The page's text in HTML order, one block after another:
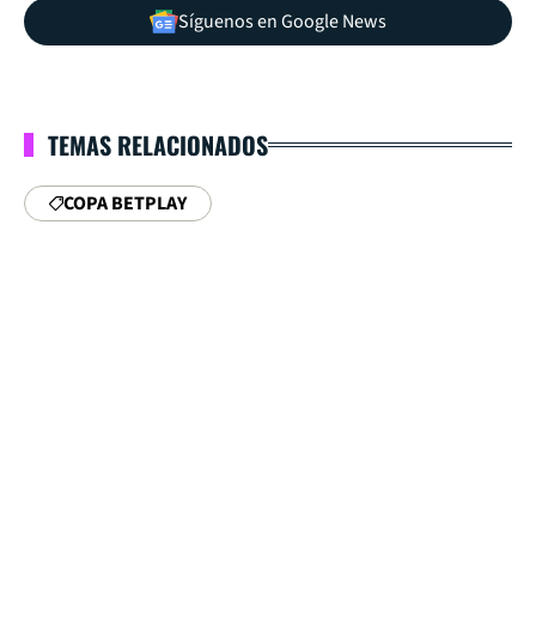
Síguenos en Google News
TEMAS RELACIONADOS
COPA BETPLAY